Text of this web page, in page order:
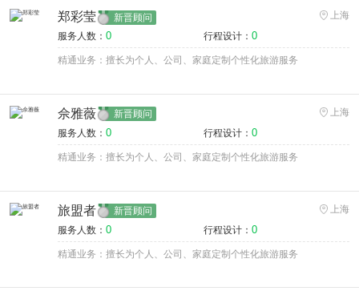
郑彩莹 新晋顾问
上海
服务人数： 0 行程设计： 0
精通业务：擅长为个人、公司、家庭定制个性化旅游服务
佘雅薇 新晋顾问
上海
服务人数： 0 行程设计： 0
精通业务：擅长为个人、公司、家庭定制个性化旅游服务
旅盟者 新晋顾问
上海
服务人数： 0 行程设计： 0
精通业务：擅长为个人、公司、家庭定制个性化旅游服务